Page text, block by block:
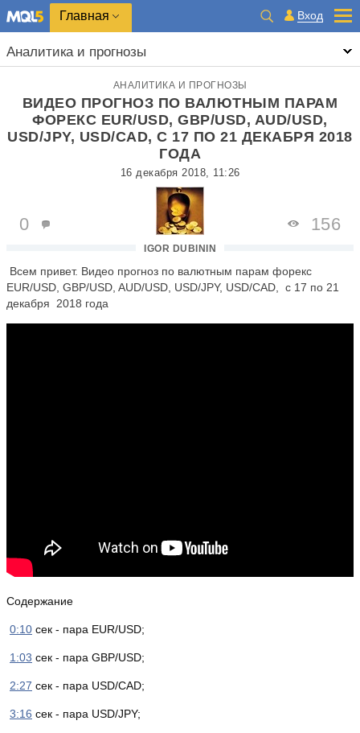
Главная Вход
Аналитика и прогнозы
АНАЛИТИКА И ПРОГНОЗЫ
ВИДЕО ПРОГНОЗ ПО ВАЛЮТНЫМ ПАРАМ
ФОРЕКС EUR/USD, GBP/USD, AUD/USD,
USD/JPY, USD/CAD, С 17 ПО 21 ДЕКАБРЯ 2018
ГОДА
16 декабря 2018, 11:26
IGOR DUBININ
0 156
Всем привет. Видео прогноз по валютным парам форекс
EUR/USD, GBP/USD, AUD/USD, USD/JPY, USD/CAD, с 17 по 21
декабря 2018 года
Содержание
0:10 сек - пара EUR/USD;
1:03 сек - пара GBP/USD;
2:27 сек - пара USD/CAD;
3:16 сек - пара USD/JPY;